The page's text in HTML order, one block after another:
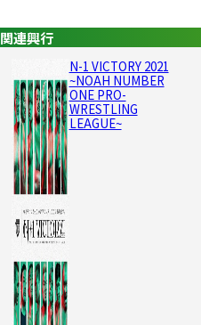
関連興行
N-1 VICTORY 2021
~NOAH NUMBER
ONE PRO-
WRESTLING
LEAGUE~